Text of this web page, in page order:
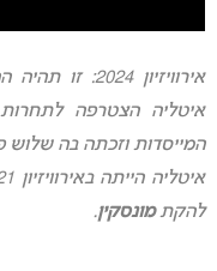
המייסדות וזכתה בה שלוש
להקתמונסקין.